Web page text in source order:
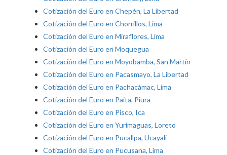
Cotización del Euro en Chepén, La Libertad
Cotización del Euro en Chorrillos, Lima
Cotización del Euro en Miraflores, Lima
Cotización del Euro en Moquegua
Cotización del Euro en Moyobamba, San Martín
Cotización del Euro en Pacasmayo, La Libertad
Cotización del Euro en Pachacámac, Lima
Cotización del Euro en Paita, Piura
Cotización del Euro en Pisco, Ica
Cotización del Euro en Yurimaguas, Loreto
Cotización del Euro en Pucallpa, Ucayali
Cotización del Euro en Pucusana, Lima